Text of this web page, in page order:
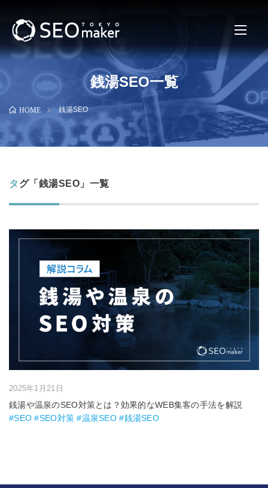
銭湯SEO一覧
HOME 銭湯SEO
タグ「銭湯SEO」一覧
2025年1月21日
銭湯や温泉のSEO対策とは？効果的なWEB集客の手法を解説
#SEO #SEO対策 #温泉SEO #銭湯SEO